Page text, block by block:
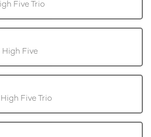
Five Trio
Five
Five Trio